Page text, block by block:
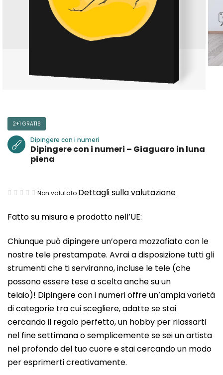
Fatto su misura e prodotto nell’UE:
Chiunque può dipingere un’opera mozzafiato con le
nostre tele prestampate. Avrai a disposizione tutti gli
strumenti che ti serviranno, incluse le tele (che
possono essere tese a scelta anche su un
telaio)! Dipingere con i numeri offre un’ampia varietà
di categorie tra cui scegliere, adatte se stai
cercando il regalo perfetto, un hobby per rilassarti
nel fine settimana o semplicemente se sei un artista
nel profondo del tuo cuore e stai cercando un modo
per esprimerti creativamente.
2+1 GRATIS
Dipingere con i numeri
Dipingere con i numeri – Giaguaro in luna
piena
La
media
prodotto
è
0,0
su
5
stelle.
Non valutato Dettagli sulla valutazione